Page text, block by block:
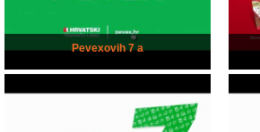
Pevexovih 7 a